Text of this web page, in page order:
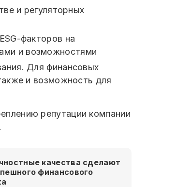
и регуляторных
факторов на
и возможностями
Для финансовых
и возможность для
репутации компании
качества сделают
финансового